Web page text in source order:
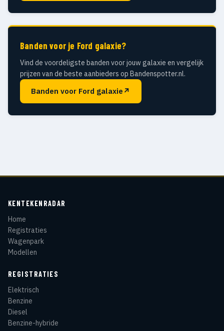
Banden voor je Ford galaxie?
Vind de voordeligste banden voor jouw galaxie en vergelijk
prijzen van de beste aanbieders op Bandenspotter.nl.
Banden voor Ford galaxie ↗
KENTEKENRADAR
Home
Registraties
Wagenpark
Modellen
REGISTRATIES
Elektrisch
Benzine
Diesel
Benzine-hybride